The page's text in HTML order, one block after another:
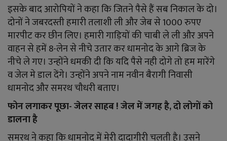
इसके बाद आरोपियों ने कहा कि जितने पैसे हैं सब निकाल के दो।
दोनों ने जबरदस्ती हमारी तलाशी ली और जेब से 1000 रुपए
मारपीट कर छीन लिए। हमारी गाड़ियों की चाबी ले ली और अपने
वाहन से हमें 8-लेन से नीचे उतार कर धामनोद के आगे ब्रिज के
नीचे ले गए। उन्होंने धमकी दी कि यदि पैसे नही दोगे तो हम मारेंगे
व जेल मे डाल देंगे। उन्होंने अपने नाम नवीन बैरागी निवासी
धामनोद और समरथ चौधरी बताए।
फोन लगाकर पूछा- जेलर साहब! जेल में जगह है, दो लोगों को
डालना है
समरथ ने कहा कि धामनोद में मेरी दादागीरी चलती है। उसने